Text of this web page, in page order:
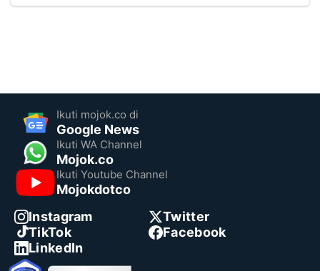
Ikuti mojok.co di
Google News
Ikuti WA Channel
Mojok.co
Ikuti Youtube Channel
Mojokdotco
Instagram
Twitter
TikTok
Facebook
LinkedIn